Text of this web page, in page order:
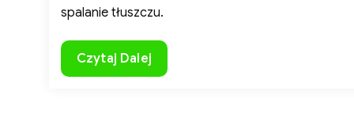
spalanie tłuszczu.
Jak
zioła
Czytaj Dalej